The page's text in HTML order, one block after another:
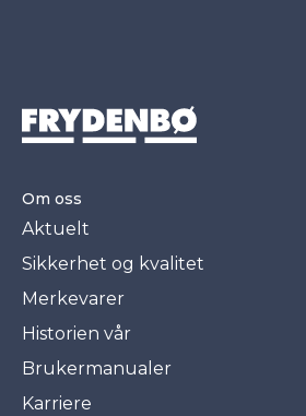
Om oss
Aktuelt
Sikkerhet og kvalitet
Merkevarer
Historien vår
Brukermanualer
Karriere